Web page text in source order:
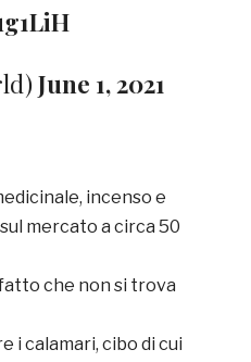
June 1, 2021
incenso e
mercato a circa 50
che non si trova
i calamari, cibo di cui